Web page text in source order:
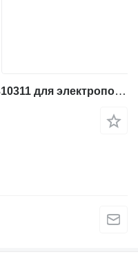
Педаль акселератора Linde 310311 для электропогрузчика Linde E35P, Series 337